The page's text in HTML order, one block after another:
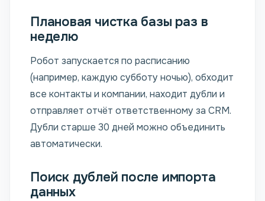
Плановая чистка базы раз в
неделю
Робот запускается по расписанию
(например, каждую субботу ночью), обходит
все контакты и компании, находит дубли и
отправляет отчёт ответственному за CRM.
Дубли старше 30 дней можно объединить
автоматически.
Поиск дублей после импорта
данных